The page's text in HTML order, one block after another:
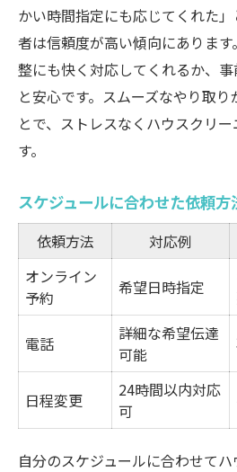
かい時間指定にも応じてくれた
者は信頼度が高い傾向にありま
整にも快く対応してくれるか、
と安心です。スムーズなやり取
とで、ストレスなくハウスクリ
す。
スケジュールに合わせた依頼方
依頼方法 対応例
オンライン
予約
希望日時指定
電話
詳細な希望伝達
可能
日程変更
24時間以内対応
可
自分のスケジュールに合わせて